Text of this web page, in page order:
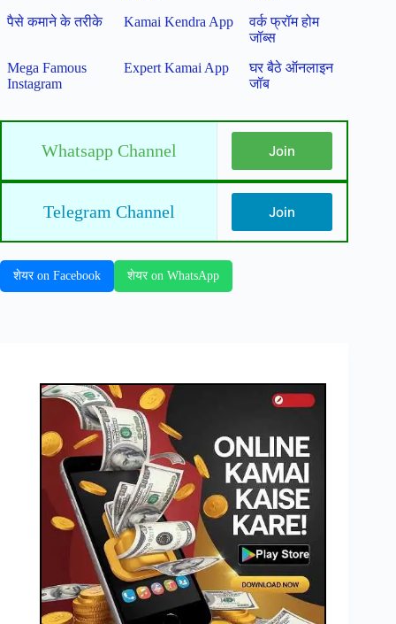
पैसे कमाने के तरीके
Kamai Kendra App
वर्क फ्रॉम होम
जॉब्स
Mega Famous
Instagram
Expert Kamai App
घर बैठे ऑनलाइन
जॉब
Whatsapp Channel Join
Telegram Channel Join
शेयर on Facebook शेयर on WhatsApp